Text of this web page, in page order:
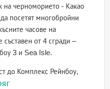
на черноморието - Какао
посетят многобройни
часове на
от 4 сгради –
3 и Sea Isle.
до Комплекс Рейнбоу,